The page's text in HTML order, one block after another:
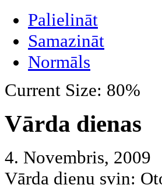
Palielināt
Samazināt
Normāls
Current Size: 80%
Vārda dienas
4. Novembris, 2009
Vārda dienu svin: